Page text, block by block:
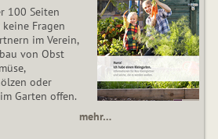
100 Seiten
Fragen
im Verein,
von Obst
oder
Garten offen.
mehr…